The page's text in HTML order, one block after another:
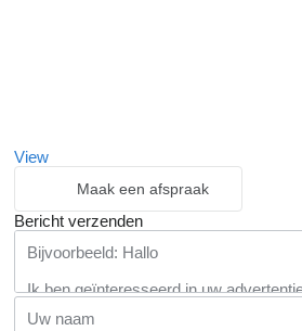
View
Maak een afspraak
Bericht verzenden